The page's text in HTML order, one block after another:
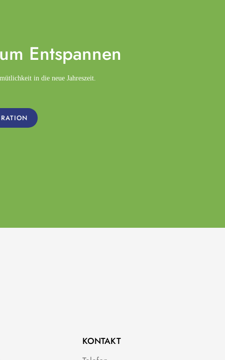
Entspannen
in die neue Jahreszeit.
KONTAKT